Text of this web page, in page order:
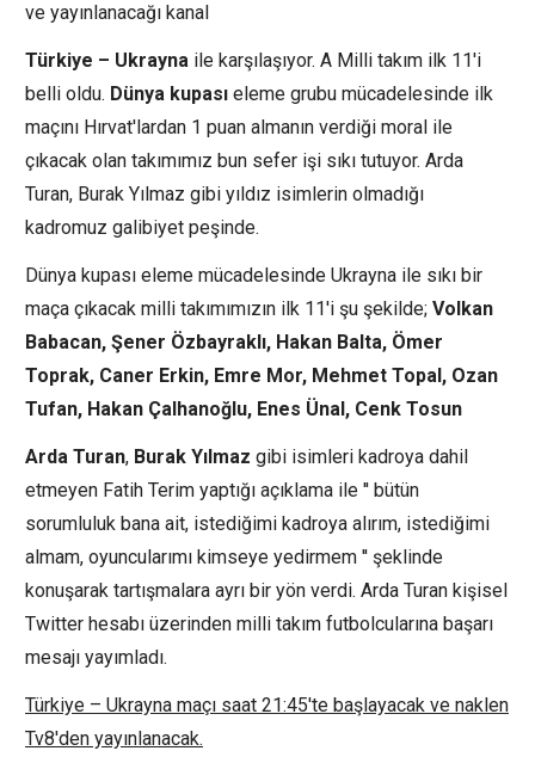
ve yayınlanacağı kanal
Türkiye – Ukrayna ile karşılaşıyor. A Milli takım ilk 11'i
belli oldu. Dünya kupası eleme grubu mücadelesinde ilk
maçını Hırvat'lardan 1 puan almanın verdiği moral ile
çıkacak olan takımımız bun sefer işi sıkı tutuyor. Arda
Turan, Burak Yılmaz gibi yıldız isimlerin olmadığı
kadromuz galibiyet peşinde.
Dünya kupası eleme mücadelesinde Ukrayna ile sıkı bir
maça çıkacak milli takımımızın ilk 11'i şu şekilde; Volkan
Babacan, Şener Özbayraklı, Hakan Balta, Ömer
Toprak, Caner Erkin, Emre Mor, Mehmet Topal, Ozan
Tufan, Hakan Çalhanoğlu, Enes Ünal, Cenk Tosun
Arda Turan, Burak Yılmaz gibi isimleri kadroya dahil
etmeyen Fatih Terim yaptığı açıklama ile '' bütün
sorumluluk bana ait, istediğimi kadroya alırım, istediğimi
almam, oyuncularımı kimseye yedirmem '' şeklinde
konuşarak tartışmalara ayrı bir yön verdi. Arda Turan kişisel
Twitter hesabı üzerinden milli takım futbolcularına başarı
mesajı yayımladı.
Türkiye – Ukrayna maçı saat 21:45'te başlayacak ve naklen
Tv8'den yayınlanacak.